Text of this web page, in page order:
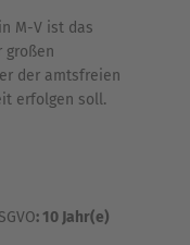
M-V ist das
großen
der amtsfreien
erfolgen soll.
: 10 Jahr(e)